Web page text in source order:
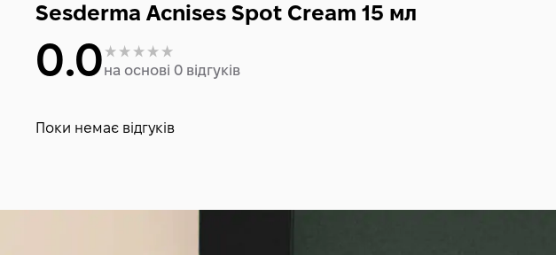
Sesderma Acnises Spot Cream 15 мл
0.0на основі 0 відгуків
Поки немає відгуків